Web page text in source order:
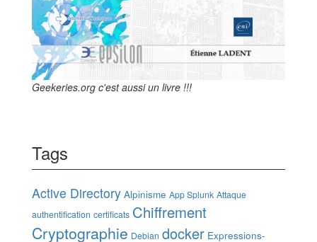
Geekeries.org c'est aussi un livre !!!
Tags
Active Directory Alpinisme App Splunk Attaque
authentification certificats Chiffrement
Cryptographie Debian docker Expressions-